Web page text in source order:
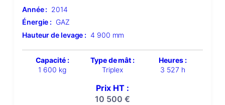
Année : 2014
Énergie : GAZ
Hauteur de levage : 4 900 mm
Capacité :
1 600 kg
Type de mât :
Triplex
Heures :
3 527 h
Prix HT :
10 500 €